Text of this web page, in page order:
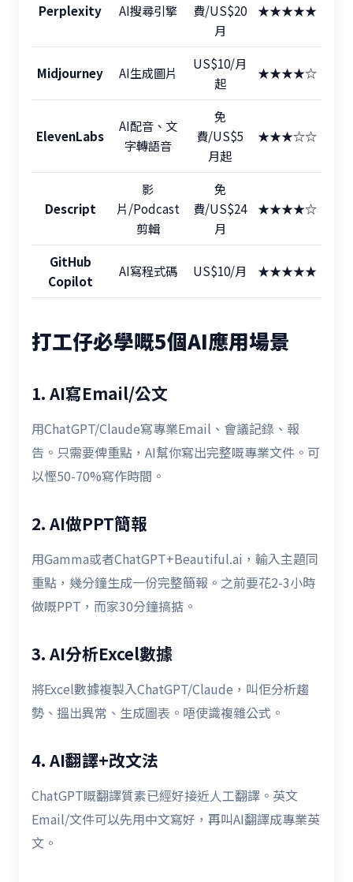
Perplexity AI搜尋引擎
費/US$20
月
★★★★★
Midjourney AI生成圖片
US$10/月
起
★★★★☆
ElevenLabs
AI配音、文
字轉語音
免
費/US$5
月起
★★★☆☆
Descript
影
片/Podcast
剪輯
免
費/US$24
月
★★★★☆
GitHub
Copilot
AI寫程式碼 US$10/月 ★★★★★
打工仔必學嘅5個AI應用場景
1. AI寫Email/公文
用ChatGPT/Claude寫專業Email、會議記錄、報
告。只需要俾重點，AI幫你寫出完整嘅專業文件。可
以慳50-70%寫作時間。
2. AI做PPT簡報
用Gamma或者ChatGPT+Beautiful.ai，輸入主題同
重點，幾分鐘生成一份完整簡報。之前要花2-3小時
做嘅PPT，而家30分鐘搞掂。
3. AI分析Excel數據
將Excel數據複製入ChatGPT/Claude，叫佢分析趨
勢、搵出異常、生成圖表。唔使識複雜公式。
4. AI翻譯+改文法
ChatGPT嘅翻譯質素已經好接近人工翻譯。英文
Email/文件可以先用中文寫好，再叫AI翻譯成專業英
文。